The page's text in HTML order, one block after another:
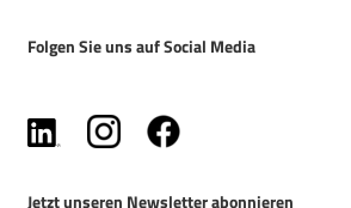
Folgen Sie uns auf Social Media
(öffnet in neuem Tab)
(öffnet in neuem Tab)
(öffnet in neuem Tab)
Jetzt unseren Newsletter abonnieren